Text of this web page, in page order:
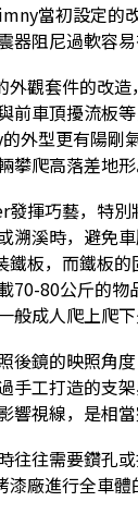
當初設定的
器阻尼過軟容
外觀套件的改
前車頂擾流板
外型更有陽剛
攀爬高落差地形
揮巧藝，特
溯溪時，避免
鐵板，而鐵板
70-80公斤的
般成人爬上爬下
後鏡的映照角
手工打造的支
響視線，是相當
往往需要鑽孔
漆廠進行全車